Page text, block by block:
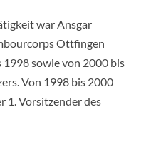
war Ansgar
Ottfingen
1998 sowie von 2000 bis
Von 1998 bis 2000
1. Vorsitzender des